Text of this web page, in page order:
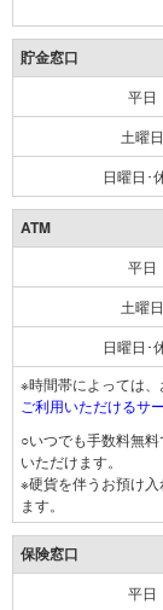
貯金窓口
平日
土曜日
日曜日･
ATM
平日
土曜日
日曜日･
※時間帯によっては、
ご利用いただけるサ
○いつでも手数料無
いただけます。
※硬貨を伴うお預け
ます。
保険窓口
平日